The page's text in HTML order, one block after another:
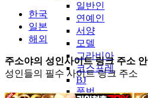
일반인
연예인
서양
모델
그라비아
코스프레
BJ
품번
한국
일본
해외
주소야의 성인사이트 링크 주소
성인들의 필수 사이트 링크 주소